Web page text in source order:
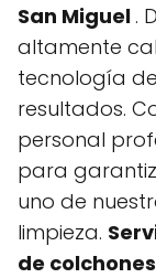
San Miguel.
altamente
tecnología
resultados.
personal
para
uno de
limpieza.
de